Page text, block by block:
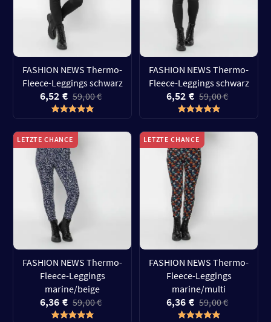
FASHION NEWS Thermo-
Fleece-Leggings schwarz
6,52 € 59,00 €
FASHION NEWS Thermo-
Fleece-Leggings schwarz
6,52 € 59,00 €
LETZTE CHANCE
FASHION NEWS Thermo-
Fleece-Leggings
marine/beige
6,36 € 59,00 €
LETZTE CHANCE
FASHION NEWS Thermo-
Fleece-Leggings
marine/multi
6,36 € 59,00 €